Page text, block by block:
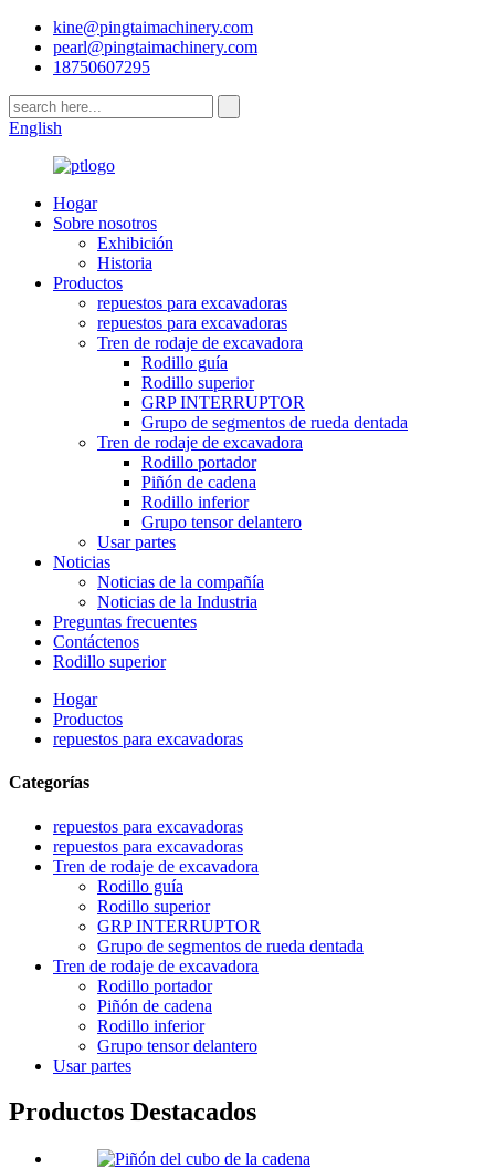
kine@pingtaimachinery.com
pearl@pingtaimachinery.com
18750607295
English
Hogar
Sobre nosotros
Exhibición
Historia
Productos
repuestos para excavadoras
repuestos para excavadoras
Tren de rodaje de excavadora
Rodillo guía
Rodillo superior
GRP INTERRUPTOR
Grupo de segmentos de rueda dentada
Tren de rodaje de excavadora
Rodillo portador
Piñón de cadena
Rodillo inferior
Grupo tensor delantero
Usar partes
Noticias
Noticias de la compañía
Noticias de la Industria
Preguntas frecuentes
Contáctenos
Rodillo superior
Hogar
Productos
repuestos para excavadoras
Categorías
repuestos para excavadoras
repuestos para excavadoras
Tren de rodaje de excavadora
Rodillo guía
Rodillo superior
GRP INTERRUPTOR
Grupo de segmentos de rueda dentada
Tren de rodaje de excavadora
Rodillo portador
Piñón de cadena
Rodillo inferior
Grupo tensor delantero
Usar partes
Productos Destacados